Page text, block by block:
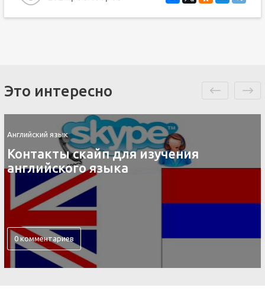
Это интересно
Английский язык
Контакты скайп для изучения
английского языка
0 комментариев